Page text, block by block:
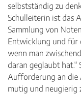
selbstständig zu
Schulleiterin ist das
Sammlung von
Entwicklung und für
wenn man
daran geglaubt hat.“
Aufforderung an
mutig und neugierig